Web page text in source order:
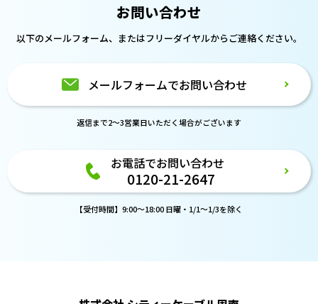
お問い合わせ
以下のメールフォーム、またはフリーダイヤルからご連絡ください。
メールフォームでお問い合わせ
返信まで2～3営業日いただく場合がございます
お電話でお問い合わせ
0120-21-2647
【受付時間】9:00～18:00 日曜・1/1～1/3を除く